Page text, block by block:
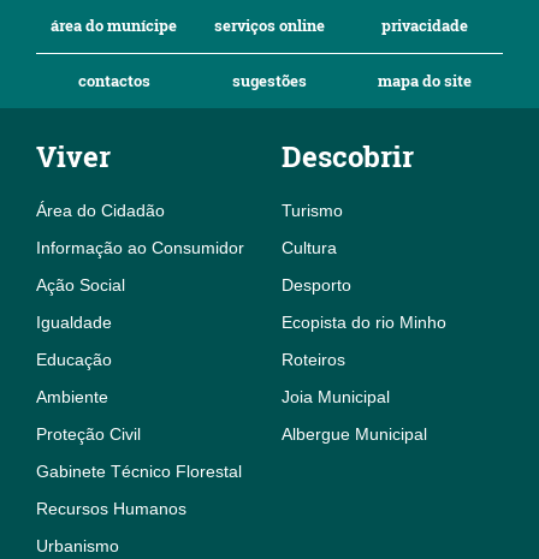
área do munícipe serviços online privacidade
contactos sugestões mapa do site
Viver
Área do Cidadão
Informação ao Consumidor
Ação Social
Igualdade
Educação
Ambiente
Proteção Civil
Gabinete Técnico Florestal
Recursos Humanos
Urbanismo
Descobrir
Turismo
Cultura
Desporto
Ecopista do rio Minho
Roteiros
Joia Municipal
Albergue Municipal